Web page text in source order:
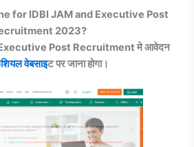
for IDBI JAM and Executive Post
2023?
Post Recruitment मे आवेदन
वेबसाइट पर जाना होगा।